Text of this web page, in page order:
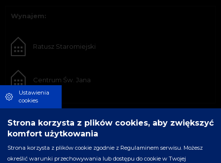
Wynajem:
Ratusz Staromiejski
Centrum Św. Jana
Ustawienia
cookies
Strona korzysta z plików cookies, aby zwiększyć
komfort użytkowania
Strona korzysta z plików cookie zgodnie z Regulaminem serwisu. Możesz
określić warunki przechowywania lub dostępu do cookie w Twojej